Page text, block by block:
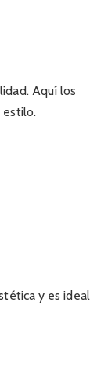
Aquí los
estilo.
y es ideal